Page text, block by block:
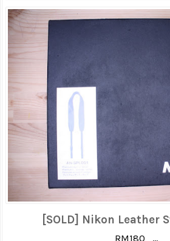
[SOLD] Nikon Leather
RM180 ...